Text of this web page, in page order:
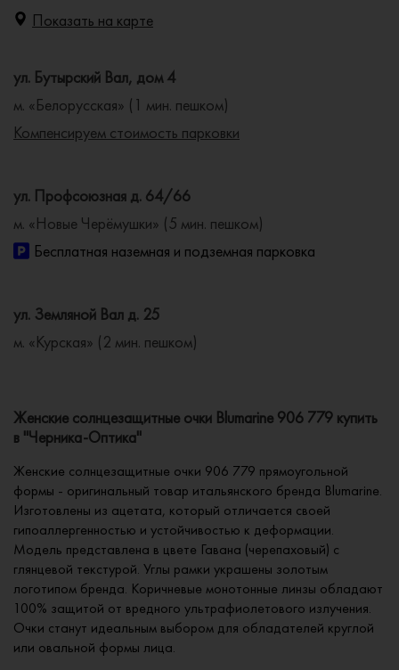
Показать на карте
ул. Бутырский Вал, дом 4
м. «Белорусская» (1 мин. пешком)
Компенсируем стоимость парковки
ул. Профсоюзная д. 64/66
м. «Новые Черёмушки» (5 мин. пешком)
Бесплатная наземная и подземная парковка
ул. Земляной Вал д. 25
м. «Курская» (2 мин. пешком)
Женские солнцезащитные очки Blumarine 906 779 купить
в "Черника-Оптика"
Женские солнцезащитные очки 906 779 прямоугольной
формы - оригинальный товар итальянского бренда Blumarine.
Изготовлены из ацетата, который отличается своей
гипоаллергенностью и устойчивостью к деформации.
Модель представлена в цвете Гавана (черепаховый) с
глянцевой текстурой. Углы рамки украшены золотым
логотипом бренда. Коричневые монотонные линзы обладают
100% защитой от вредного ультрафиолетового излучения.
Очки станут идеальным выбором для обладателей круглой
или овальной формы лица.